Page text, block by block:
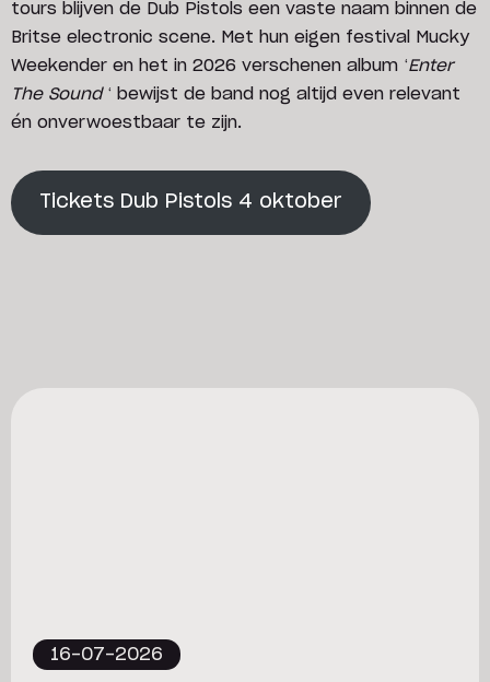
tours blijven de Dub Pistols een vaste naam binnen de
Britse electronic scene. Met hun eigen festival Mucky
Weekender en het in 2026 verschenen album ‘Enter
The Sound‘ bewijst de band nog altijd even relevant
én onverwoestbaar te zijn.
Tickets Dub Pistols 4 oktober
16-07-2026